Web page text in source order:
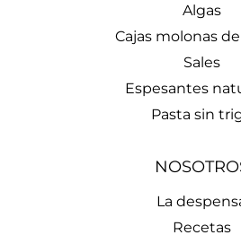
Algas
Cajas molonas
Sales
Espesantes
Pasta sin
La
Recetas